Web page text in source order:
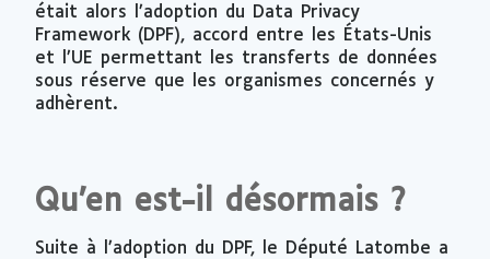
était alors l’adoption du Data Privacy
Framework (DPF), accord entre les États-Unis
et l’UE permettant les transferts de données
sous réserve que les organismes concernés y
adhèrent.
Qu’en est-il désormais ?
Suite à l’adoption du DPF, le Député Latombe a